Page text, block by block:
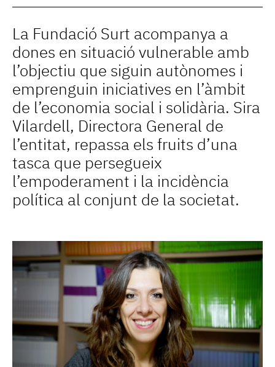
La Fundació Surt acompanya a
dones en situació vulnerable amb
l’objectiu que siguin autònomes i
emprenguin iniciatives en l’àmbit
de l’economia social i solidària. Sira
Vilardell, Directora General de
l’entitat, repassa els fruits d’una
tasca que persegueix
l’empoderament i la incidència
política al conjunt de la societat.